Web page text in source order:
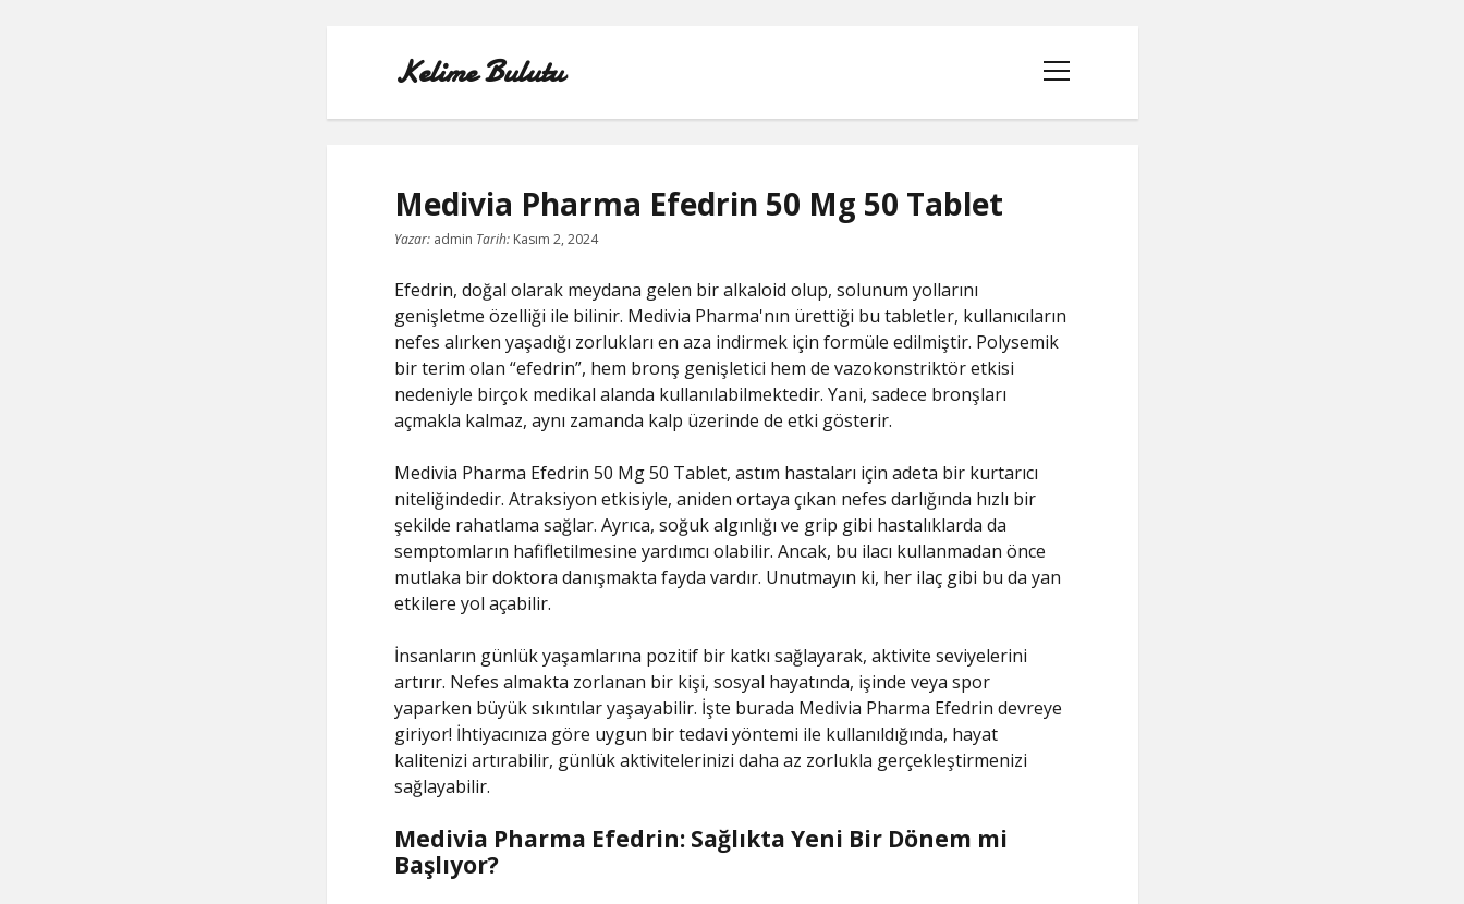
Kelime Bulutu
menüyü
aç
FACEBOOK BEĞENI KASMA ŞIFRESIZ
LISTE
SAYFA LISTESI
TIKTOK YORUM ATMA
Medivia Pharma Efedrin 50 Mg 50 Tablet
Yazar:admin Tarih: Kasım 2, 2024
Efedrin, doğal olarak meydana gelen bir alkaloid olup, solunum yollarını
genişletme özelliği ile bilinir. Medivia Pharma'nın ürettiği bu tabletler, kullanıcıların
nefes alırken yaşadığı zorlukları en aza indirmek için formüle edilmiştir. Polysemik
bir terim olan “efedrin”, hem bronş genişletici hem de vazokonstriktör etkisi
nedeniyle birçok medikal alanda kullanılabilmektedir. Yani, sadece bronşları
açmakla kalmaz, aynı zamanda kalp üzerinde de etki gösterir.
Medivia Pharma Efedrin 50 Mg 50 Tablet, astım hastaları için adeta bir kurtarıcı
niteliğindedir. Atraksiyon etkisiyle, aniden ortaya çıkan nefes darlığında hızlı bir
şekilde rahatlama sağlar. Ayrıca, soğuk algınlığı ve grip gibi hastalıklarda da
semptomların hafifletilmesine yardımcı olabilir. Ancak, bu ilacı kullanmadan önce
mutlaka bir doktora danışmakta fayda vardır. Unutmayın ki, her ilaç gibi bu da yan
etkilere yol açabilir.
İnsanların günlük yaşamlarına pozitif bir katkı sağlayarak, aktivite seviyelerini
artırır. Nefes almakta zorlanan bir kişi, sosyal hayatında, işinde veya spor
yaparken büyük sıkıntılar yaşayabilir. İşte burada Medivia Pharma Efedrin devreye
giriyor! İhtiyacınıza göre uygun bir tedavi yöntemi ile kullanıldığında, hayat
kalitenizi artırabilir, günlük aktivitelerinizi daha az zorlukla gerçekleştirmenizi
sağlayabilir.
Medivia Pharma Efedrin: Sağlıkta Yeni Bir Dönem mi
Başlıyor?